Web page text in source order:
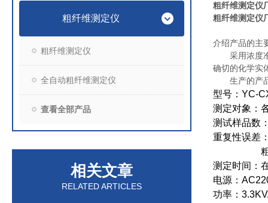
粗纤维测定仪
粗纤维测定仪
全自动粗纤维测定仪
查看全部产品
相关文章
RELATED ARTICLES
粗纤维测定仪
粗纤维测定仪
介绍产品的主
采用浓度准
确切的化学实
生产的产品
型号： YC-
测定对象：
测试样品数
重复性误差
测定时间：
电源：
功率：